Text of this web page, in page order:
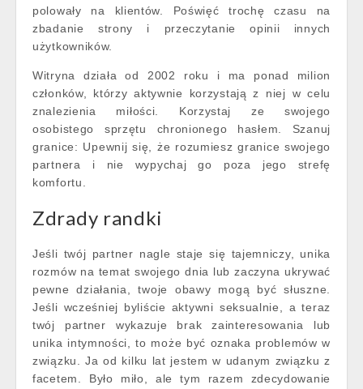
polowały na klientów. Poświęć trochę czasu na
zbadanie strony i przeczytanie opinii innych
użytkowników.
Witryna działa od 2002 roku i ma ponad milion
członków, którzy aktywnie korzystają z niej w celu
znalezienia miłości. Korzystaj ze swojego
osobistego sprzętu chronionego hasłem. Szanuj
granice: Upewnij się, że rozumiesz granice swojego
partnera i nie wypychaj go poza jego strefę
komfortu.
Zdrady randki
Jeśli twój partner nagle staje się tajemniczy, unika
rozmów na temat swojego dnia lub zaczyna ukrywać
pewne działania, twoje obawy mogą być słuszne.
Jeśli wcześniej byliście aktywni seksualnie, a teraz
twój partner wykazuje brak zainteresowania lub
unika intymności, to może być oznaka problemów w
związku. Ja od kilku lat jestem w udanym związku z
facetem. Było miło, ale tym razem zdecydowanie